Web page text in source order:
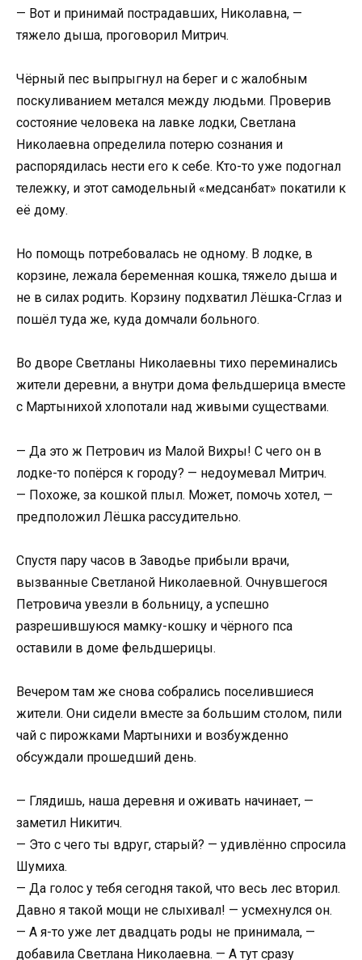
— Вот и принимай пострадавших, Николавна, —
тяжело дыша, проговорил Митрич.
Чёрный пес выпрыгнул на берег и с жалобным
поскуливанием метался между людьми. Проверив
состояние человека на лавке лодки, Светлана
Николаевна определила потерю сознания и
распорядилась нести его к себе. Кто-то уже подогнал
тележку, и этот самодельный «медсанбат» покатили к
её дому.
Но помощь потребовалась не одному. В лодке, в
корзине, лежала беременная кошка, тяжело дыша и
не в силах родить. Корзину подхватил Лёшка-Сглаз и
пошёл туда же, куда домчали больного.
Во дворе Светланы Николаевны тихо переминались
жители деревни, а внутри дома фельдшерица вместе
с Мартынихой хлопотали над живыми существами.
— Да это ж Петрович из Малой Вихры! С чего он в
лодке-то попёрся к городу? — недоумевал Митрич.
— Похоже, за кошкой плыл. Может, помочь хотел, —
предположил Лёшка рассудительно.
Спустя пару часов в Заводье прибыли врачи,
вызванные Светланой Николаевной. Очнувшегося
Петровича увезли в больницу, а успешно
разрешившуюся мамку-кошку и чёрного пса
оставили в доме фельдшерицы.
Вечером там же снова собрались поселившиеся
жители. Они сидели вместе за большим столом, пили
чай с пирожками Мартынихи и возбужденно
обсуждали прошедший день.
— Глядишь, наша деревня и оживать начинает, —
заметил Никитич.
— Это с чего ты вдруг, старый? — удивлённо спросила
Шумиха.
— Да голос у тебя сегодня такой, что весь лес вторил.
Давно я такой мощи не слыхивал! — усмехнулся он.
— А я-то уже лет двадцать роды не принимала, —
добавила Светлана Николаевна. — А тут сразу